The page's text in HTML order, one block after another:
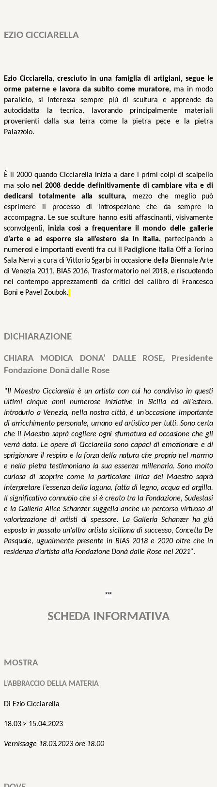
EZIO CICCIARELLA
Ezio Cicciarella, cresciuto in una famiglia di artigiani, segue le
orme paterne e lavora da subito come muratore, ma in modo
parallelo, si interessa sempre più di scultura e apprende da
autodidatta la tecnica, lavorando principalmente materiali
provenienti dalla sua terra come la pietra pece e la pietra
Palazzolo.
È il 2000 quando Cicciarella inizia a dare i primi colpi di scalpello
ma solo nel 2008 decide definitivamente di cambiare vita e di
dedicarsi totalmente alla scultura, mezzo che meglio può
esprimere il processo di introspezione che da sempre lo
accompagna. Le sue sculture hanno esiti affascinanti, visivamente
sconvolgenti, inizia così a frequentare il mondo delle gallerie
d’arte e ad esporre sia all’estero sia in Italia, partecipando a
numerosi e importanti eventi fra cui il Padiglione Italia Off a Torino
Sala Nervi a cura di Vittorio Sgarbi in occasione della Biennale Arte
di Venezia 2011, BIAS 2016, Trasformatorio nel 2018, e riscuotendo
nel contempo apprezzamenti da critici del calibro di Francesco
Boni e Pavel Zoubok.
DICHIARAZIONE
CHIARA MODICA DONA’ DALLE ROSE, Presidente
Fondazione Donà dalle Rose
“Il Maestro Cicciarella è un artista con cui ho condiviso in questi
ultimi cinque anni numerose iniziative in Sicilia ed all’estero.
Introdurlo a Venezia, nella nostra città, è un’occasione importante
di arricchimento personale, umano ed artistico per tutti. Sono certa
che il Maestro saprà cogliere ogni sfumatura ed occasione che gli
verrà data. Le opere di Cicciarella sono capaci di emozionare e di
sprigionare il respiro e la forza della natura che proprio nel marmo
e nella pietra testimoniano la sua essenza millenaria. Sono molto
curiosa di scoprire come la particolare lirica del Maestro saprà
interpretare l’essenza della laguna, fatta di legno, acqua ed argilla.
Il significativo connubio che si è creato tra la Fondazione, Sudestasi
e la Galleria Alice Schanzer suggella anche un percorso virtuoso di
valorizzazione di artisti di spessore. La Galleria Schanzer ha già
esposto in passato un’altra artista siciliana di successo, Concetta De
Pasquale, ugualmente presente in BIAS 2018 e 2020 oltre che in
residenza d’artista alla Fondazione Donà dalle Rose nel 2021”.
***
SCHEDA INFORMATIVA
MOSTRA
L’ABBRACCIO DELLA MATERIA
Di Ezio Cicciarella
18.03 > 15.04.2023
Vernissage 18.03.2023 ore 18.00